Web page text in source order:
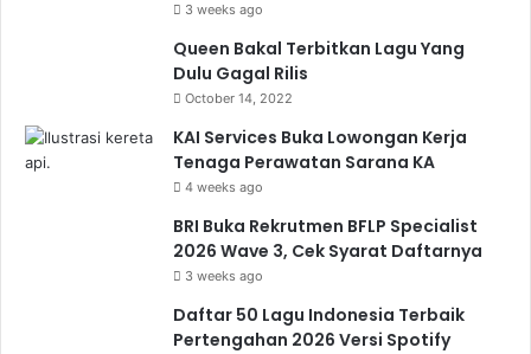
3 weeks ago
Queen Bakal Terbitkan Lagu Yang
Dulu Gagal Rilis
October 14, 2022
KAI Services Buka Lowongan Kerja
Tenaga Perawatan Sarana KA
4 weeks ago
BRI Buka Rekrutmen BFLP Specialist
2026 Wave 3, Cek Syarat Daftarnya
3 weeks ago
Daftar 50 Lagu Indonesia Terbaik
Pertengahan 2026 Versi Spotify